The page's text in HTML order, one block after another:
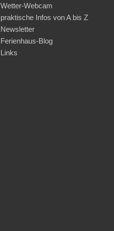
Wetter-Webcam
praktische Infos von A bis Z
Newsletter
Ferienhaus-Blog
Links